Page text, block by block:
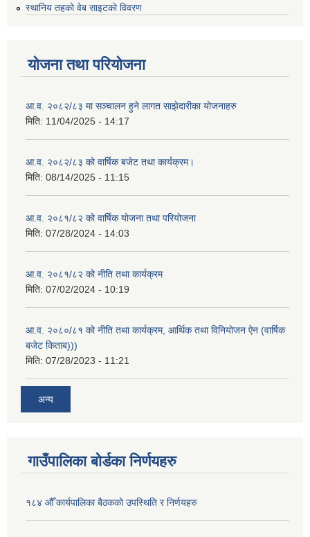
स्थानिय तहकाे वेब साइटकाे विवरण
योजना तथा परियोजना
आ.व. २०८२/८३ मा सञ्चालन हुने लागत साझेदारीका योजनाहरु
मिति: 11/04/2025 - 14:17
आ.व. २०८२/८३ को वार्षिक बजेट तथा कार्यक्रम।
मिति: 08/14/2025 - 11:15
आ.व. २०८१/८२ को वार्षिक योजना तथा परियोजना
मिति: 07/28/2024 - 14:03
आ.व. २०८१/८२ को नीति तथा कार्यक्रम
मिति: 07/02/2024 - 10:19
आ.व. २०८०/८१ को नीति तथा कार्यक्रम, आर्थिक तथा विनियोजन ऐन (वार्षिक
बजेट किताब)))
मिति: 07/28/2023 - 11:21
अन्य
गाउँपालिका बोर्डका निर्णयहरु
१८४ औँ कार्यपालिका बैठकको उपस्थिति र निर्णयहरु